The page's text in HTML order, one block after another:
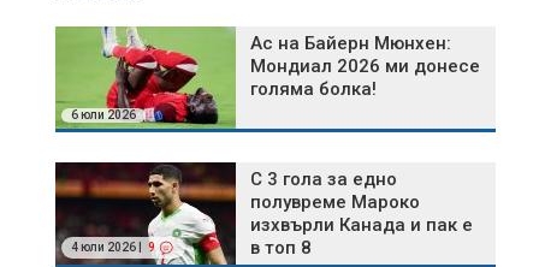
6 юли 2026
Ас на Байерн Мюнхен:
Мондиал 2026 ми донесе
голяма болка!
4 юли 2026 | 9
С 3 гола за едно
полувреме Мароко
изхвърли Канада и пак е
в топ 8